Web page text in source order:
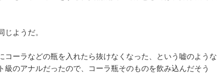
ようだ。
コーラなどの瓶を入れたら抜けなくなった、という嘘のような
のアナルだったので、コーラ瓶そのものを飲み込んだそう